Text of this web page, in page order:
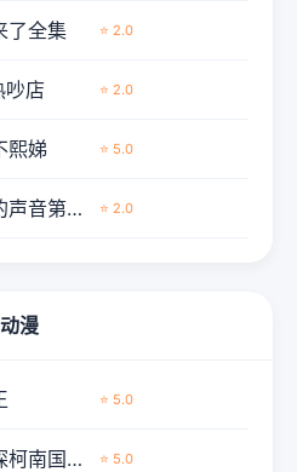
了全集 ⭐ 2.0
吵店 ⭐ 2.0
熙娣 ⭐ 5.0
天赐的声音第六季 ⭐ 2.0
漫
⭐ 5.0
名侦探柯南国语版 ⭐ 5.0